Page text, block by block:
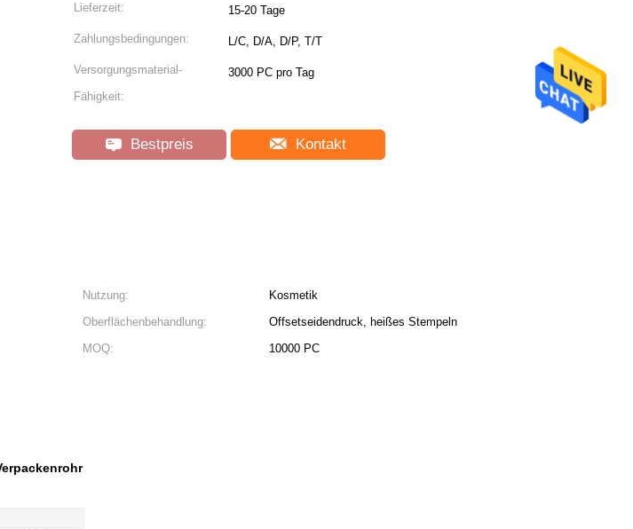
Lieferzeit: 15-20 Tage
Zahlungsbedingungen: L/C, D/A, D/P, T/T
Versorgungsmaterial-
Fähigkeit:
3000 PC pro Tag
Bestpreis Kontakt
Nutzung:
Kosmetik
Oberflächenbehandlung:
Offsetseidendruck, heißes Stempeln
MOQ:
10000 PC